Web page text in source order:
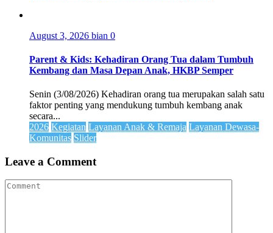
August 3, 2026 bian 0
Parent & Kids: Kehadiran Orang Tua dalam Tumbuh
Kembang dan Masa Depan Anak, HKBP Semper
Senin (3/08/2026) Kehadiran orang tua merupakan salah satu
faktor penting yang mendukung tumbuh kembang anak
secara...
2026 Kegiatan Layanan Anak & Remaja Layanan Dewasa-
Komunitas Slider
Leave a Comment